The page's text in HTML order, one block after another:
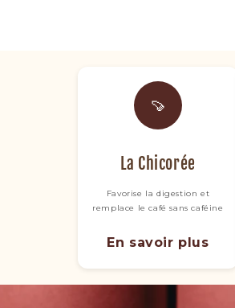
🍠
La Chicorée
Favorise la digestion et
remplace le café sans caféine
En savoir plus